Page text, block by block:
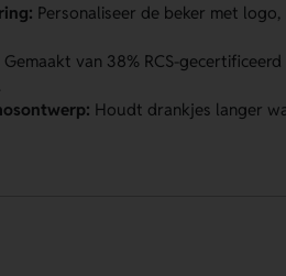
Personaliseer de beker met
Gemaakt van 38% RCS-
Houdt drankjes langer